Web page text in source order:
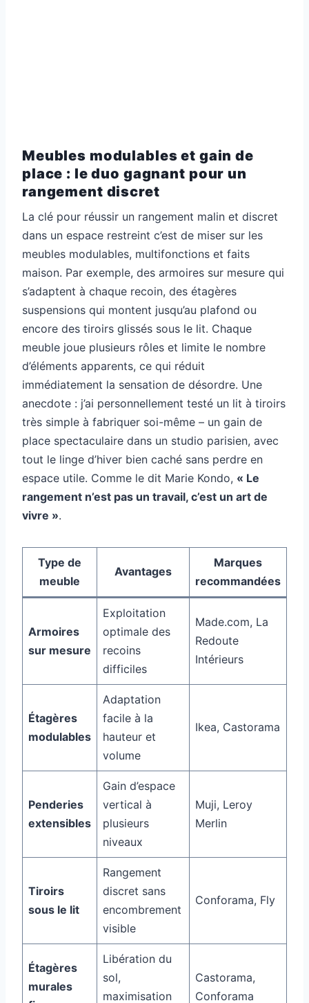
Meubles modulables et gain de
place : le duo gagnant pour un
rangement discret
La clé pour réussir un rangement malin et discret
dans un espace restreint c’est de miser sur les
meubles modulables, multifonctions et faits
maison. Par exemple, des armoires sur mesure qui
s’adaptent à chaque recoin, des étagères
suspensions qui montent jusqu’au plafond ou
encore des tiroirs glissés sous le lit. Chaque
meuble joue plusieurs rôles et limite le nombre
d’éléments apparents, ce qui réduit
immédiatement la sensation de désordre. Une
anecdote : j’ai personnellement testé un lit à tiroirs
très simple à fabriquer soi-même – un gain de
place spectaculaire dans un studio parisien, avec
tout le linge d’hiver bien caché sans perdre en
espace utile. Comme le dit Marie Kondo, « Le
rangement n’est pas un travail, c’est un art de
vivre ».
Type de
meuble
Avantages
Marques
recommandées
Armoires
sur mesure
Exploitation
optimale des
recoins
difficiles
Made.com, La
Redoute
Intérieurs
Étagères
modulables
Adaptation
facile à la
hauteur et
volume
Ikea, Castorama
Penderies
extensibles
Gain d’espace
vertical à
plusieurs
niveaux
Muji, Leroy
Merlin
Tiroirs
sous le lit
Rangement
discret sans
encombrement
visible
Conforama, Fly
Étagères
murales
Libération du
sol,
maximisation
Castorama,
Conforama